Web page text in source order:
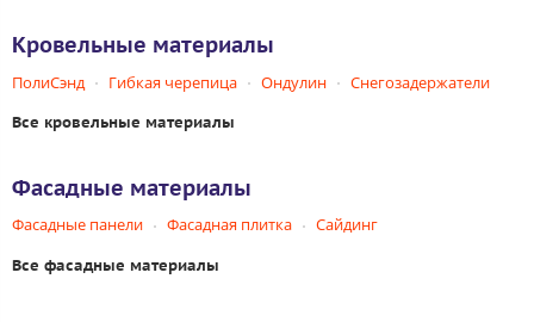
Кровельные материалы
ПолиСэнд Гибкая черепица Ондулин Снегозадержатели
Все кровельные материалы
Фасадные материалы
Фасадные панели Фасадная плитка Сайдинг
Все фасадные материалы